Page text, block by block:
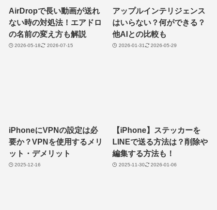
AirDropで長い動画が送れ
ない時の対処法！エアドロ
の名前の変え方も解説
2026-05-18 2026-07-15
アップルインテリジェンス
はいらない？何ができる？
他AIとの比較も
2026-01-31 2026-05-29
iPhoneにVPNの設定は必
要か？VPNを使用するメリ
ット・デメリット
2025-12-16
【iPhone】ステッカーを
LINEで送る方法は？削除や
編集する方法も！
2025-11-30 2026-01-06